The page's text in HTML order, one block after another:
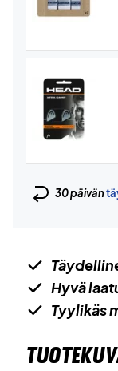
30 päivän
Hyvä
Tyylikäs